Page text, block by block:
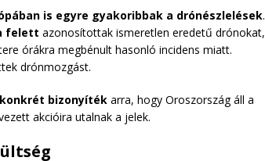
is egyre gyakoribbak a drónészlelések.
felett azonosítottak ismeretlen eredetű drónokat,
órákra megbénult hasonló incidens miatt.
drónmozgást.
bizonyíték arra, hogy Oroszország áll a
akcióira utalnak a jelek.